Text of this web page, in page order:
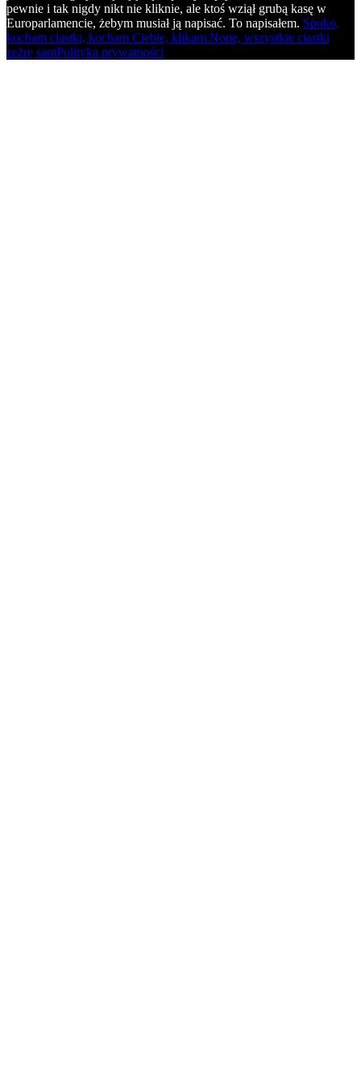
pewnie i tak nigdy nikt nie kliknie, ale ktoś wziął grubą kasę w
Europarlamencie, żebym musiał ją napisać. To napisałem. Spoko,
kocham ciastki, kocham Ciebie, klikam.Nope, wszystkie ciastki
zeżrę samPolityka prywatności